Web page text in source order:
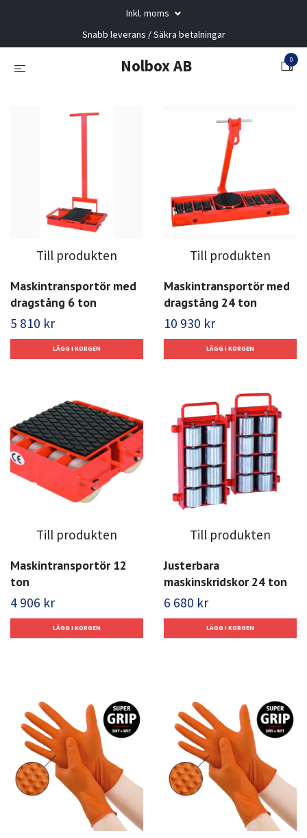
Inkl. moms
Snabb leverans / Säkra betalningar
Nolbox AB 0
Till produkten
Maskintransportör med
dragstång 6 ton
5 810 kr
Till produkten
Maskintransportör med
dragstång 24 ton
10 930 kr
Till produkten
Maskintransportör 12
ton
4 906 kr
Till produkten
Justerbara
maskinskridskor 24 ton
6 680 kr